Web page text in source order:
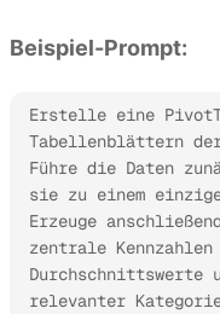
Beispiel-Prompt:
Erstelle eine
Tabellenblättern
Führe die Daten
sie zu einem
Erzeuge
zentrale Kennzahlen
Durchschnittswerte
relevanter